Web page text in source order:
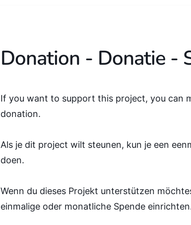
Donation - Donatie -
If you want to support this project, you can
donation.
Als je dit project wilt steunen, kun je een
doen.
Wenn du dieses Projekt unterstützen
einmalige oder monatliche Spende